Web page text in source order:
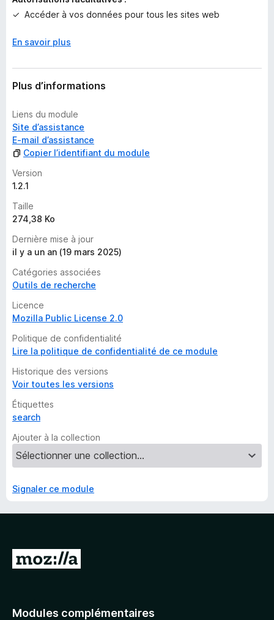
l
i
a
t
Accéder à vos données pour tous les sites web
En savoir plus
Plus d’informations
Liens du module
Site d’assistance
E-mail d’assistance
Copier l’identifiant du module
Version
1.2.1
Taille
274,38 Ko
Dernière mise à jour
il y a un an (19 mars 2025)
Catégories associées
Outils de recherche
Licence
Mozilla Public License 2.0
Politique de confidentialité
Lire la politique de confidentialité de ce module
Historique des versions
Voir toutes les versions
Étiquettes
search
Ajouter à la collection
Signaler ce module
A
e
Modules complémentaires